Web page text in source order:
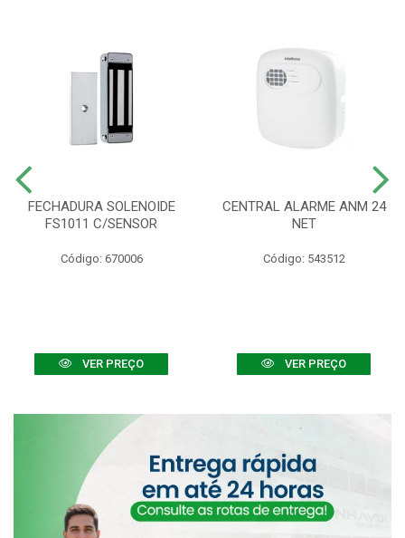
FECHADURA SOLENOIDE
FS1011 C/SENSOR
Código: 670006
VER PREÇO
CENTRAL ALARME ANM 24
NET
Código: 543512
VER PREÇO